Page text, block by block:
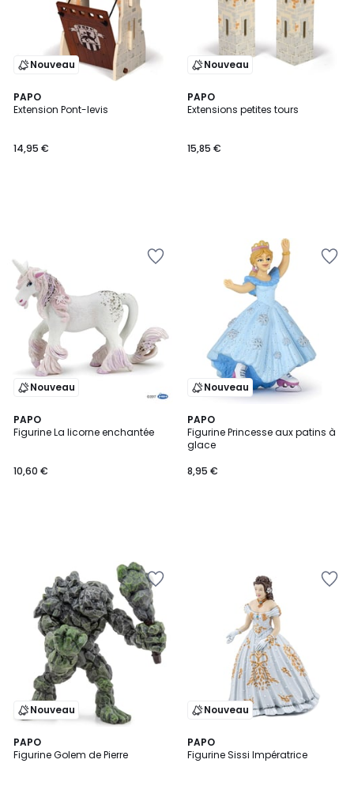
Nouveau
PAPO
Extension Pont-levis
14,95 €
Nouveau
PAPO
Extensions petites tours
15,85 €
Nouveau
PAPO
Figurine La licorne enchantée
10,60 €
Nouveau
PAPO
Figurine Princesse aux patins à
glace
8,95 €
Nouveau
PAPO
Figurine Golem de Pierre
Nouveau
PAPO
Figurine Sissi Impératrice